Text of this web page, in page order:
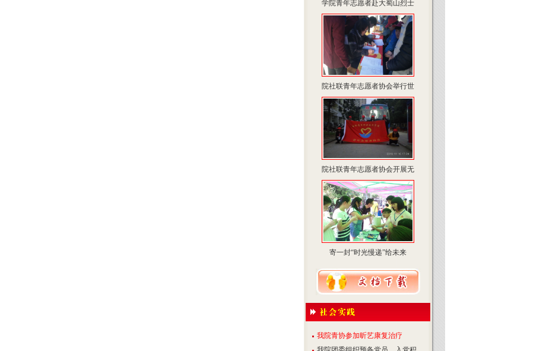
学院青年志愿者赴大蜀山烈士
院社联青年志愿者协会举行世
院社联青年志愿者协会开展无
寄一封“时光慢递”给未来
我院青协参加昕艺康复治疗